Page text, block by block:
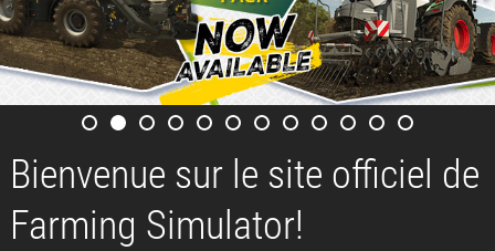
Bienvenue sur le site officiel de
Farming Simulator!